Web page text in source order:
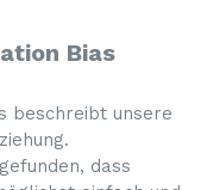
Bias
beschreibt unsere
dass